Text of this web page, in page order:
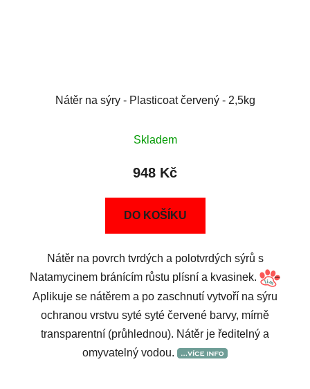
Nátěr na sýry - Plasticoat červený - 2,5kg
Skladem
948 Kč
DO KOŠÍKU
Nátěr na povrch tvrdých a polotvrdých sýrů s
Natamycinem bránícím růstu plísní a kvasinek.
Aplikuje se nátěrem a po zaschnutí vytvoří na sýru
ochranou vrstvu syté syté červené barvy, mírně
transparentní (průhlednou). Nátěr je ředitelný a
omyvatelný vodou.